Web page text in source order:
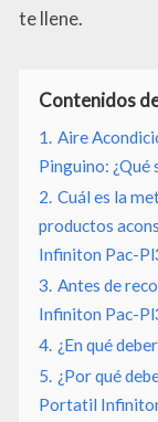
te llene.
Contenidos
1.
Aire
Pinguino:
2. Cuál es la
productos
Infiniton Pac-
3. Antes de
Infiniton Pac-
4. ¿En qué
5.
¿Por qué
Portatil